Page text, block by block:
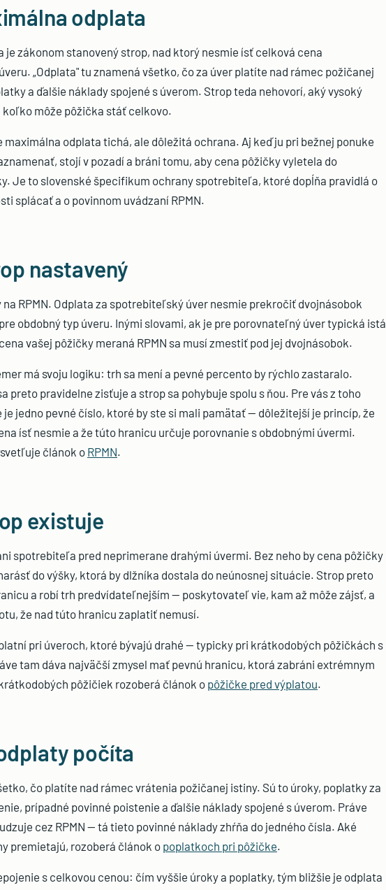
odplata
je zákonom stanovený strop, nad ktorý nesmie ísť celková cena
„Odplata" tu znamená všetko, čo za úver platíte nad rámec požičanej
a ďalšie náklady spojené s úverom. Strop teda nehovorí, aký vysoký
koľko môže pôžička stáť celkovo.
odplata tichá, ale dôležitá ochrana. Aj keď ju pri bežnej ponuke
stojí v pozadí a bráni tomu, aby cena pôžičky vyletela do
Je to slovenské špecifikum ochrany spotrebiteľa, ktoré dopĺňa pravidlá o
splácať a o povinnom uvádzaní RPMN.
nastavený
na RPMN. Odplata za spotrebiteľský úver nesmie prekročiť dvojnásobok
obdobný typ úveru. Inými slovami, ak je pre porovnateľný úver typická istá
vašej pôžičky meraná RPMN sa musí zmestiť pod jej dvojnásobok.
má svoju logiku: trh sa mení a pevné percento by rýchlo zastaralo.
preto pravidelne zisťuje a strop sa pohybuje spolu s ňou. Pre vás z toho
je jedno pevné číslo, ktoré by ste si mali pamätať — dôležitejší je princíp, že
ísť nesmie a že túto hranicu určuje porovnanie s obdobnými úvermi.
článok o RPMN.
existuje
spotrebiteľa pred neprimerane drahými úvermi. Bez neho by cena pôžičky
do výšky, ktorá by dlžníka dostala do neúnosnej situácie. Strop preto
a robí trh predvídateľnejším — poskytovateľ vie, kam až môže zájsť, a
že nad túto hranicu zaplatiť nemusí.
pri úveroch, ktoré bývajú drahé — typicky pri krátkodobých pôžičkách s
tam dáva najväčší zmysel mať pevnú hranicu, ktorá zabráni extrémnym
pôžičiek rozoberá článok opôžičke pred výplatou.
počíta
čo platíte nad rámec vrátenia požičanej istiny. Sú to úroky, poplatky za
prípadné povinné poistenie a ďalšie náklady spojené s úverom. Práve
cez RPMN — tá tieto povinné náklady zhŕňa do jedného čísla. Aké
premietajú, rozoberá článok o poplatkoch pri pôžičke.
s celkovou cenou: čím vyššie úroky a poplatky, tým bližšie je odplata